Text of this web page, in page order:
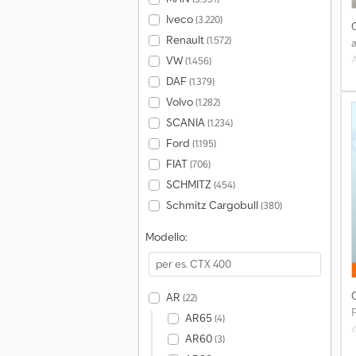
Iveco(3.220)
Renault(1.572)
VW(1.456)
DAF (1.379)
Volvo(1.282)
SCANIA(1.234)
Ford (1.195)
FIAT(706)
SCHMITZ(454)
Schmitz Cargobull (380)
Modello:
AR (22)
AR65 (4)
AR60(3)